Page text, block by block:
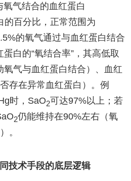
氧气结合的血红蛋白
的百分比，正常范围为
的氧气通过与血红蛋白结合
蛋白的“氧结合率”，其高低取
氧气与血红蛋白结合）、血红
存在异常血红蛋白）。例
时，SaO2可达97%以上；若
2仍能维持在90%左右（氧
。
技术手段的底层逻辑